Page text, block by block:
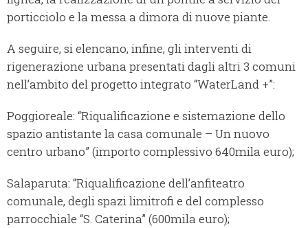
porticciolo e la messa a dimora di nuove piante.
A seguire, si elencano, infine, gli interventi di
rigenerazione urbana presentati dagli altri 3 comuni
nell’ambito del progetto integrato “WaterLand +”:
Poggioreale: “Riqualificazione e sistemazione dello
spazio antistante la casa comunale – Un nuovo
centro urbano” (importo complessivo 640mila euro);
Salaparuta: “Riqualificazione dell’anfiteatro
comunale, degli spazi limitrofi e del complesso
parrocchiale “S. Caterina” (600mila euro);